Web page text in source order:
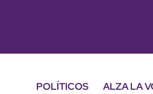
POLÍTICOS ALZA LA